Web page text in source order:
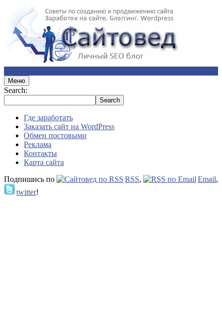
Меню
Search:
Где заработать
Заказать сайт на WordPress
Обмен постовыми
Реклама
Контакты
Карта сайта
Подпишись по
RSS, Email,
twitter!